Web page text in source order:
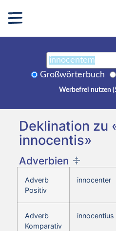
Großwörterbuch
Werbefrei nutzen
Deklination zu
innocentis»
Adverbien
Adverb
Positiv
innocenter
Adverb
Komparativ
innocentius